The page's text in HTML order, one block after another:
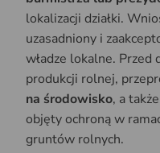
lokalizacji działki.
uzasadniony i
władze lokalne. Przed
produkcji rolnej,
na środowisko, a
objęty ochroną w
gruntów rolnych.